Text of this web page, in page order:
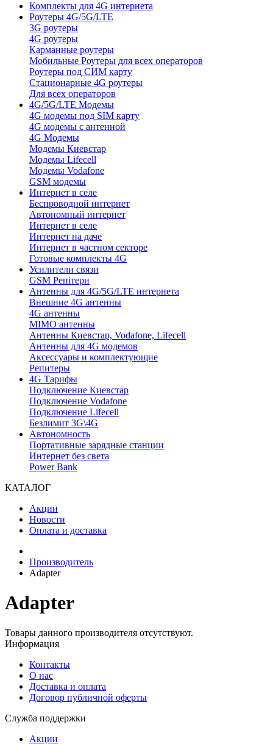
Комплекты для 4G интернета
Роутеры 4G/5G/LTE
3G роутеры
4G роутеры
Карманные роутеры
Мобильные Роутеры для всех операторов
Роутеры под СИМ карту
Стационарные 4G роутеры
Для всех операторов
4G/5G/LTE Модемы
4G модемы под SIM карту
4G модемы с антенной
4G Модемы
Модемы Киевстар
Модемы Lifecell
Модемы Vodafone
GSM модемы
Интернет в селе
Беспроводной интернет
Автономный интернет
Интернет в селе
Интернет на даче
Интернет в частном секторе
Готовые комплекты 4G
Усилители связи
GSM Репітери
Антенны для 4G/5G/LTE интернета
Внешние 4G антенны
4G антенны
MIMO антенны
Антенны Киевстар, Vodafone, Lifecell
Антенны для 4G модемов
Аксессуары и комплектующие
Репитеры
4G Тарифы
Подключение Киевстар
Подключение Vodafone
Подключение Lifecell
Безлимит 3G\4G
Автономность
Портативные зарядные станции
Интернет без света
Power Bank
КАТАЛОГ
Акции
Новости
Оплата и доставка
Производитель
Adapter
Adapter
Товары данного производителя отсутствуют.
Информация
Контакты
О нас
Доставка и оплата
Договор публичной оферты
Служба поддержки
Акции